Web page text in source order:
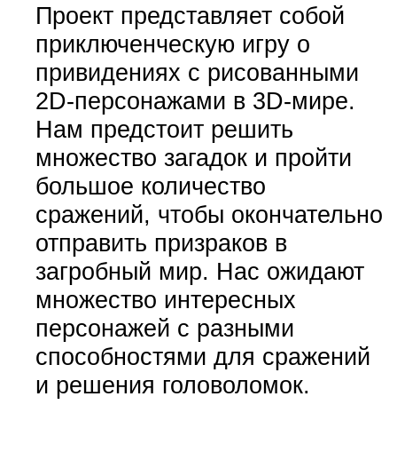
Проект представляет собой
приключенческую игру о
привидениях с рисованными
2D-персонажами в 3D-мире.
Нам предстоит решить
множество загадок и пройти
большое количество
сражений, чтобы окончательно
отправить призраков в
загробный мир. Нас ожидают
множество интересных
персонажей с разными
способностями для сражений
и решения головоломок.